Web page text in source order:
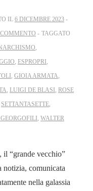
IL 6 DICEMBRE 2023
TAGGATO
ESPROPRI
GIOIA ARMATA
LUIGI DE BLASI ROSE
SETTANTASETTE
WALTER
il “grande vecchio”
notizia, comunicata
nella galassia